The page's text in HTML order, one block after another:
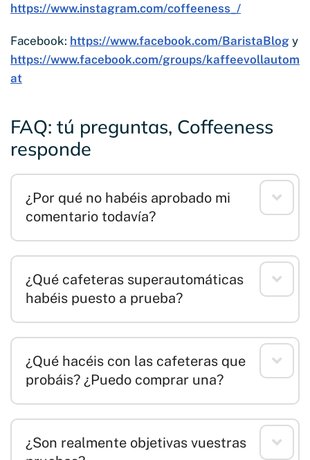
https://www.instagram.com/coffeeness_/
Facebook: https://www.facebook.com/BaristaBlog y
https://www.facebook.com/groups/kaffeevollautom
at
FAQ: tú preguntas, Coffeeness
responde
¿Por qué no habéis aprobado mi
comentario todavía?
¿Qué cafeteras superautomáticas
habéis puesto a prueba?
¿Qué hacéis con las cafeteras que
probáis? ¿Puedo comprar una?
¿Son realmente objetivas vuestras